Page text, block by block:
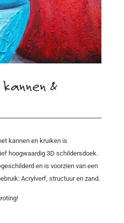
&
kannen en kruiken is
hoogwaardig 3D schildersdoek.
en is voorzien van een
Acrylverf, structuur en zand.